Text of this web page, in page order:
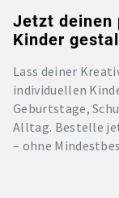
Jetzt deinen
Kinder
Lass deiner
individuellen
Geburtstage,
Alltag. Bestelle
– ohne